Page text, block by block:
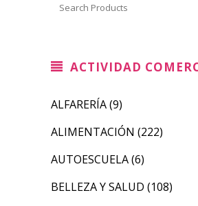
ACTIVIDAD
ALFARERÍA(9)
ALIMENTACIÓN (222)
AUTOESCUELA(6)
BELLEZA Y SALUD (108)